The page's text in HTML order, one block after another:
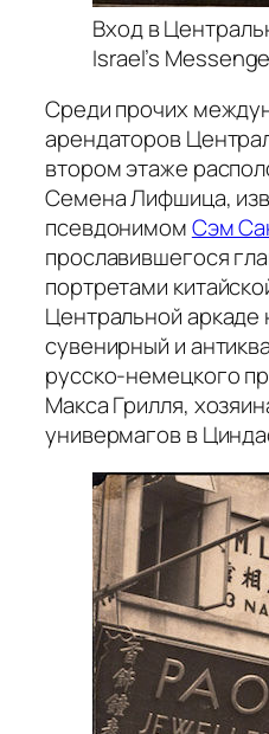
Вход в
Israel’s
Среди прочих
арендаторов
втором этаже
Семена Лифшица,
псевдонимомСэм
прославившегося
портретами
Центральной аркаде
сувенирный и
русско-немецкого
Макса Грилля,
универмагов в